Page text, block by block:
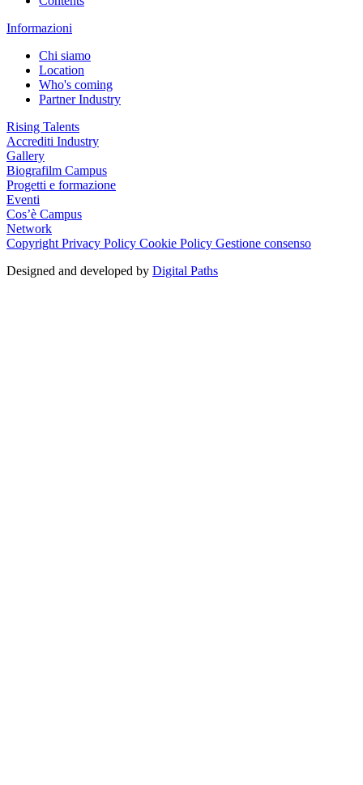
Informazioni
Chi siamo
Location
Who's coming
Partner Industry
Rising Talents
Accrediti Industry
Gallery
Biografilm Campus
Progetti e formazione
Eventi
Cos’è Campus
Network
Copyright Privacy Policy Cookie Policy Gestione consenso
Designed and developed by Digital Paths